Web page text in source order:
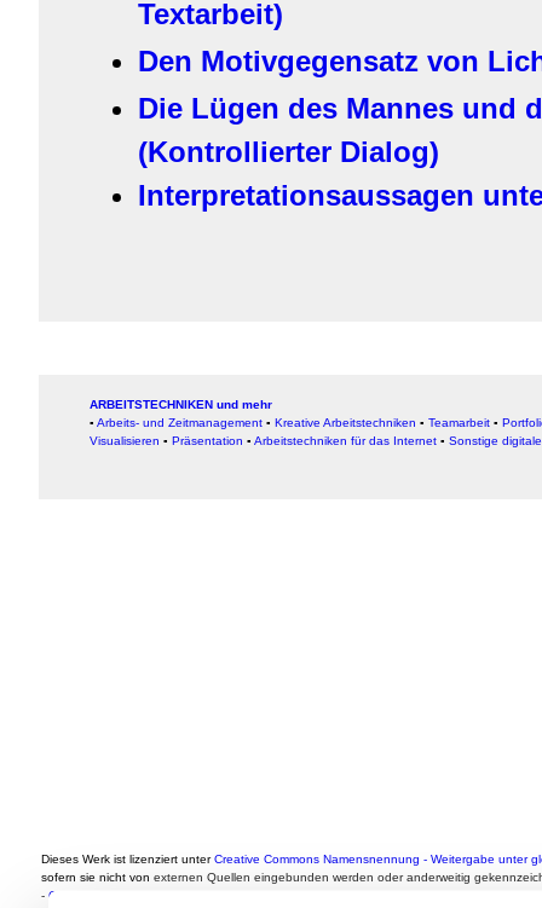
Textarbeit)
Den Motivgegensatz von
Die Lügen des Mannes und
(Kontrollierter Dialog)
Interpretationsaussagen
ARBEITSTECHNIKEN und mehr
▪ Arbeits- und Zeitmanagement ▪ Kreative Arbeitstechniken ▪ Teamarbeit ▪
Visualisieren ▪ Präsentation ▪ Arbeitstechniken für das Internet ▪ Sonstige
Dieses Werk ist lizenziert unterCreative Commons Namensnennung - Weitergabe unter
sofern sie nicht von externen Quellen eingebunden werden oder anderweitig
- CC-Lizenz